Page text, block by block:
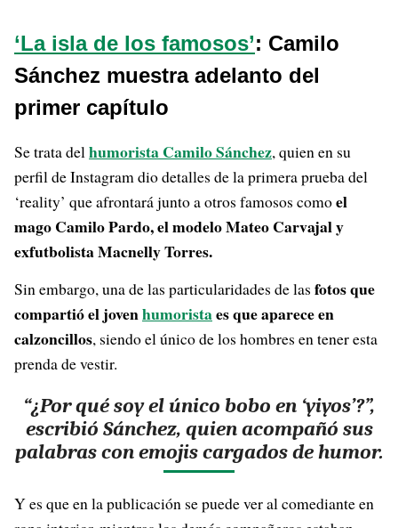
‘La isla de los famosos’: Camilo
Sánchez muestra adelanto del
primer capítulo
Se trata delhumorista Camilo Sánchez, quien en su
perfil de Instagram dio detalles de la primera prueba del
‘reality’ que afrontará junto a otros famosos comoel
mago Camilo Pardo, el modelo Mateo Carvajal y
exfutbolista Macnelly Torres.
Sin embargo, una de las particularidades de las fotos que
compartió el jovenhumoristaes que aparece en
calzoncillos, siendo el único de los hombres en tener esta
prenda de vestir.
“¿Por qué soy el único bobo en ‘yiyos’?”,
escribió Sánchez, quien acompañó sus
palabras con emojis cargados de humor.
Y es que en la publicación se puede ver al comediante en